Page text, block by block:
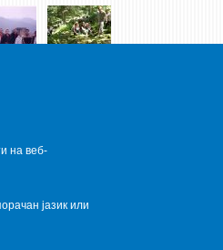
на веб-
јазик или